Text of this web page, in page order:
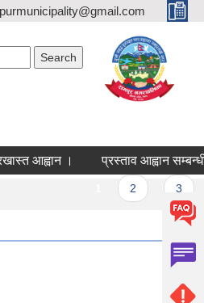
आह्वान । प्रस्ताव आह्वान